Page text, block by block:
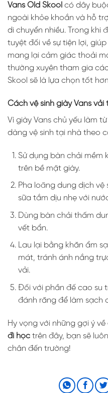
Vans Old Skool có dây
ngoài khỏe khoắn và hỗ
di chuyển nhiều. Trong khi
tuyệt đối về sự tiện lợi,
mang lại cảm giác thoải
thường xuyên tham gia
Skool sẽ là lựa chọn tốt
Cách vệ sinh giày Vans
Vì giày Vans chủ yếu làm
dàng vệ sinh tại nhà theo
Sử dụng bàn chải mềm
trên bề mặt giày.
Pha loãng dung dịch
sữa tắm dịu nhẹ với
Dùng bàn chải thấm
vết bẩn.
Lau lại bằng khăn ẩm
mát, tránh ánh nắng
vải.
Đối với phần đế cao su
đánh răng để làm sạch
Hy vọng với những gợi ý về
đi học trên đây, bạn sẽ
chân đến trường!